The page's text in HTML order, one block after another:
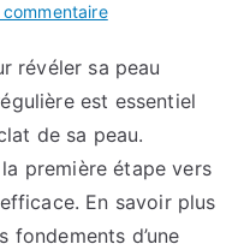
sur
beauté
minimaliste
:
less
révéler sa peau
est essentiel
de sa peau.
première étape vers
En savoir plus
fondements d’une